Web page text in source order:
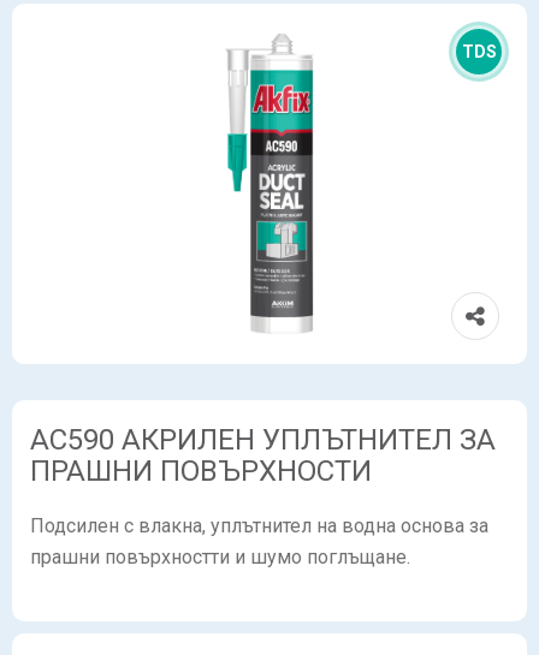
TDS
AC590 АКРИЛЕН УПЛЪТНИТЕЛ ЗА
ПРАШНИ ПОВЪРХНОСТИ
Подсилен с влакна, уплътнител на водна основа за
прашни повърхностти и шумо поглъщане.